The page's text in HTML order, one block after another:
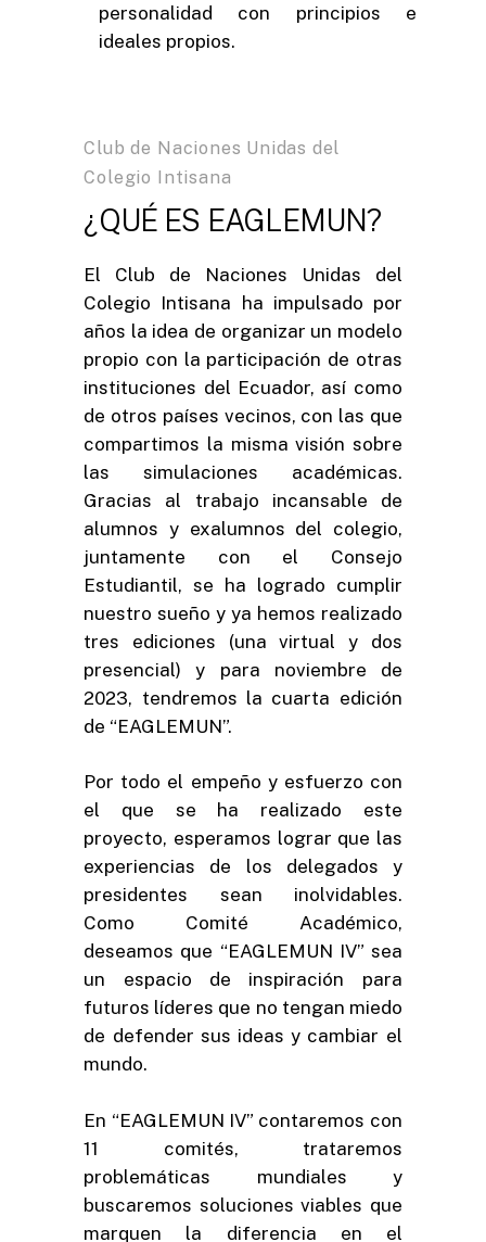
personalidad con principios e
ideales propios.
Club de Naciones Unidas del
Colegio Intisana
¿QUÉ ES EAGLEMUN?
El Club de Naciones Unidas del
Colegio Intisana ha impulsado por
años la idea de organizar un modelo
propio con la participación de otras
instituciones del Ecuador, así como
de otros países vecinos, con las que
compartimos la misma visión sobre
las simulaciones académicas.
Gracias al trabajo incansable de
alumnos y exalumnos del colegio,
juntamente con el Consejo
Estudiantil, se ha logrado cumplir
nuestro sueño y ya hemos realizado
tres ediciones (una virtual y dos
presencial) y para noviembre de
2023, tendremos la cuarta edición
de “EAGLEMUN”.
Por todo el empeño y esfuerzo con
el que se ha realizado este
proyecto, esperamos lograr que las
experiencias de los delegados y
presidentes sean inolvidables.
Como Comité Académico,
deseamos que “EAGLEMUN IV” sea
un espacio de inspiración para
futuros líderes que no tengan miedo
de defender sus ideas y cambiar el
mundo.
En “EAGLEMUN IV” contaremos con
11 comités, trataremos
problemáticas mundiales y
buscaremos soluciones viables que
marquen la diferencia en el